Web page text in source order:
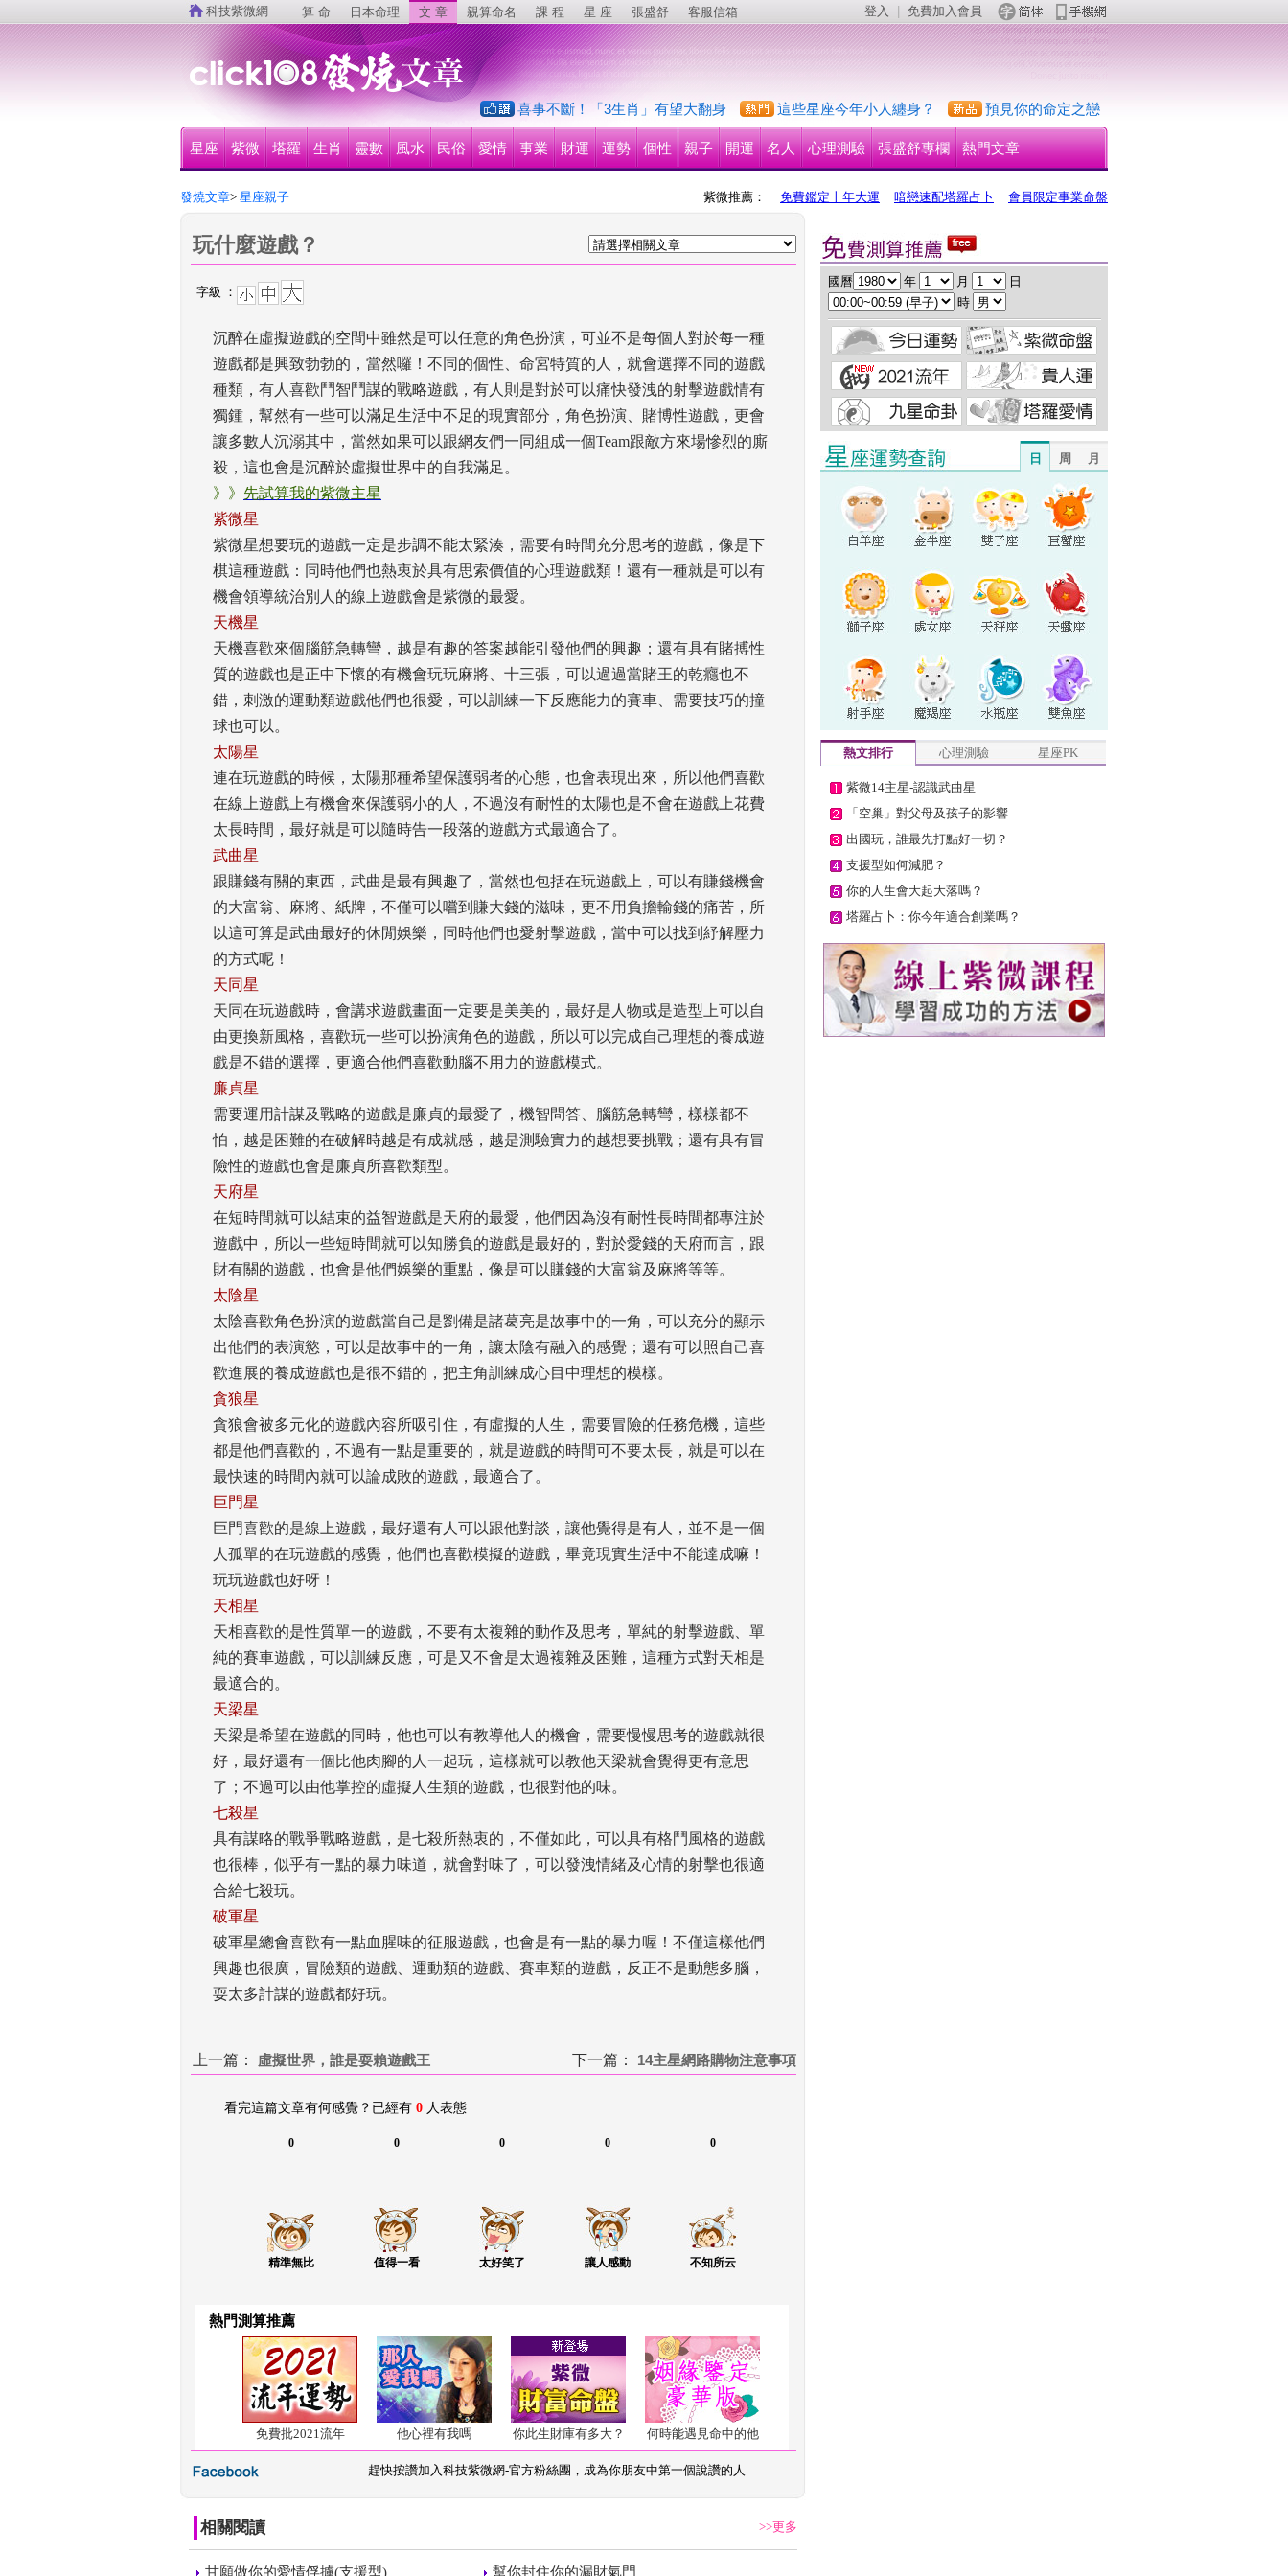
科技紫微網 算 命 日本命理 文 章 親算命名 課 程 星 座 張盛舒 客服信箱 登入 免費加入會員
喜事不斷！「3生肖」有望大翻身 這些星座今年小人纏身？ 預見你的命定之戀
星座 紫微 塔羅 生肖 靈數 風水 民俗 愛情 事業 財運 運勢 個性 親子 開運 名人 心理測驗 張盛舒專欄 熱門文章
發燒文章> 星座親子 會員限定事業命盤
暗戀速配塔羅占卜
免費鑑定十年大運
紫微推薦：
玩什麼遊戲？
字級 ：
沉醉在虛擬遊戲的空間中雖然是可以任意的角色扮演，可並不是每個人對於每一種
遊戲都是興致勃勃的，當然囉！不同的個性、命宮特質的人，就會選擇不同的遊戲
種類，有人喜歡鬥智鬥謀的戰略遊戲，有人則是對於可以痛快發洩的射擊遊戲情有
獨鍾，幫然有一些可以滿足生活中不足的現實部分，角色扮演、賭博性遊戲，更會
讓多數人沉溺其中，當然如果可以跟網友們一同組成一個Team跟敵方來場慘烈的廝
殺，這也會是沉醉於虛擬世界中的自我滿足。
》》 先試算我的紫微主星
紫微星
紫微星想要玩的遊戲一定是步調不能太緊湊，需要有時間充分思考的遊戲，像是下
棋這種遊戲：同時他們也熱衷於具有思索價值的心理遊戲類！還有一種就是可以有
機會領導統治別人的線上遊戲會是紫微的最愛。
天機星
天機喜歡來個腦筋急轉彎，越是有趣的答案越能引發他們的興趣；還有具有賭搏性
質的遊戲也是正中下懷的有機會玩玩麻將、十三張，可以過過當賭王的乾癮也不
錯，刺激的運動類遊戲他們也很愛，可以訓練一下反應能力的賽車、需要技巧的撞
球也可以。
太陽星
連在玩遊戲的時候，太陽那種希望保護弱者的心態，也會表現出來，所以他們喜歡
在線上遊戲上有機會來保護弱小的人，不過沒有耐性的太陽也是不會在遊戲上花費
太長時間，最好就是可以隨時告一段落的遊戲方式最適合了。
武曲星
跟賺錢有關的東西，武曲是最有興趣了，當然也包括在玩遊戲上，可以有賺錢機會
的大富翁、麻將、紙牌，不僅可以嚐到賺大錢的滋味，更不用負擔輸錢的痛苦，所
以這可算是武曲最好的休閒娛樂，同時他們也愛射擊遊戲，當中可以找到紓解壓力
的方式呢！
天同星
天同在玩遊戲時，會講求遊戲畫面一定要是美美的，最好是人物或是造型上可以自
由更換新風格，喜歡玩一些可以扮演角色的遊戲，所以可以完成自己理想的養成遊
戲是不錯的選擇，更適合他們喜歡動腦不用力的遊戲模式。
廉貞星
需要運用計謀及戰略的遊戲是廉貞的最愛了，機智問答、腦筋急轉彎，樣樣都不
怕，越是困難的在破解時越是有成就感，越是測驗實力的越想要挑戰；還有具有冒
險性的遊戲也會是廉貞所喜歡類型。
天府星
在短時間就可以結束的益智遊戲是天府的最愛，他們因為沒有耐性長時間都專注於
遊戲中，所以一些短時間就可以知勝負的遊戲是最好的，對於愛錢的天府而言，跟
財有關的遊戲，也會是他們娛樂的重點，像是可以賺錢的大富翁及麻將等等。
太陰星
太陰喜歡角色扮演的遊戲當自己是劉備是諸葛亮是故事中的一角，可以充分的顯示
出他們的表演慾，可以是故事中的一角，讓太陰有融入的感覺；還有可以照自己喜
歡進展的養成遊戲也是很不錯的，把主角訓練成心目中理想的模樣。
貪狼星
貪狼會被多元化的遊戲內容所吸引住，有虛擬的人生，需要冒險的任務危機，這些
都是他們喜歡的，不過有一點是重要的，就是遊戲的時間可不要太長，就是可以在
最快速的時間內就可以論成敗的遊戲，最適合了。
巨門星
巨門喜歡的是線上遊戲，最好還有人可以跟他對談，讓他覺得是有人，並不是一個
人孤單的在玩遊戲的感覺，他們也喜歡模擬的遊戲，畢竟現實生活中不能達成嘛！
玩玩遊戲也好呀！
天相星
天相喜歡的是性質單一的遊戲，不要有太複雜的動作及思考，單純的射擊遊戲、單
純的賽車遊戲，可以訓練反應，可是又不會是太過複雜及困難，這種方式對天相是
最適合的。
天梁星
天梁是希望在遊戲的同時，他也可以有教導他人的機會，需要慢慢思考的遊戲就很
好，最好還有一個比他肉腳的人一起玩，這樣就可以教他天梁就會覺得更有意思
了；不過可以由他掌控的虛擬人生類的遊戲，也很對他的味。
七殺星
具有謀略的戰爭戰略遊戲，是七殺所熱衷的，不僅如此，可以具有格鬥風格的遊戲
也很棒，似乎有一點的暴力味道，就會對味了，可以發洩情緒及心情的射擊也很適
合給七殺玩。
破軍星
破軍星總會喜歡有一點血腥味的征服遊戲，也會是有一點的暴力喔！不僅這樣他們
興趣也很廣，冒險類的遊戲、運動類的遊戲、賽車類的遊戲，反正不是動態多腦，
耍太多計謀的遊戲都好玩。
上一篇： 虛擬世界，誰是耍賴遊戲王 下一篇： 14主星網路購物注意事項
看完這篇文章有何感覺？已經有 0 人表態
0
精準無比
0
值得一看
0
太好笑了
0
讓人感動
0
不知所云
熱門測算推薦
免費批2021流年 他心裡有我嗎 你此生財庫有多大？ 何時能遇見命中的他
趕快按讚加入科技紫微網-官方粉絲團 ，成為你朋友中第一個說讚的人
相關閱讀 >>更多
甘願做你的愛情俘擄(支援型) 幫你封住你的漏財氣門
國曆 年 月
日
時
月
周
日
熱文排行 心理測驗 星座PK
紫微14主星-認識武曲星
「空巢」對父母及孩子的影響
出國玩，誰最先打點好一切？
支援型如何減肥？
你的人生會大起大落嗎？
塔羅占卜：你今年適合創業嗎？